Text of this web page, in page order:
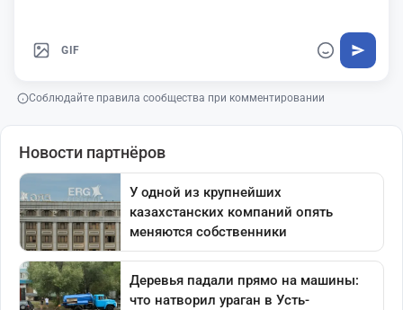
GIF
Соблюдайте правила сообщества при комментировании